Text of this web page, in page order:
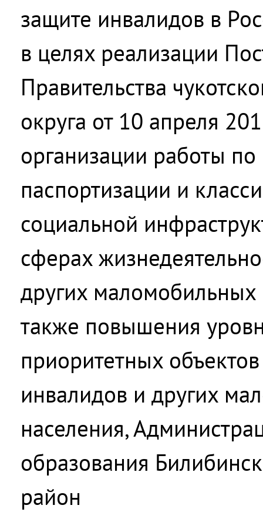
защите инвалидов в
в целях реализации
Правительства
округа от 10 апреля
организации работы
паспортизации и
социальной
сферах
других маломобильных
также повышения
приоритетных
инвалидов и других
населения,
образования
район